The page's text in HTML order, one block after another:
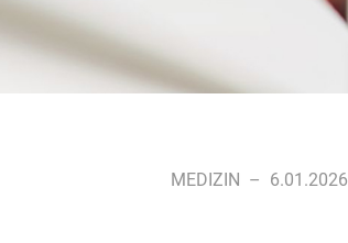
MEDIZIN – 6.01.2026